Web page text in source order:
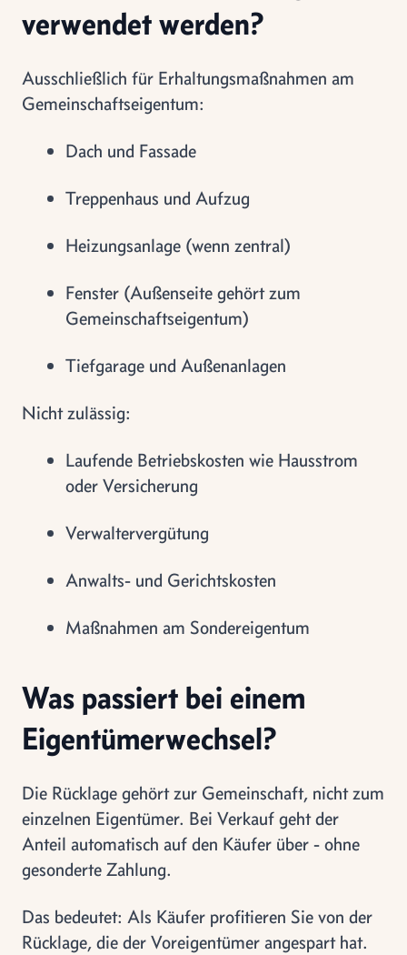
verwendet werden?
Ausschließlich für Erhaltungsmaßnahmen am
Gemeinschaftseigentum:
Dach und Fassade
Treppenhaus und Aufzug
Heizungsanlage (wenn zentral)
Fenster (Außenseite gehört zum
Gemeinschaftseigentum)
Tiefgarage und Außenanlagen
Nicht zulässig:
Laufende Betriebskosten wie Hausstrom
oder Versicherung
Verwaltervergütung
Anwalts- und Gerichtskosten
Maßnahmen am Sondereigentum
Was passiert bei einem
Eigentümerwechsel?
Die Rücklage gehört zur Gemeinschaft, nicht zum
einzelnen Eigentümer. Bei Verkauf geht der
Anteil automatisch auf den Käufer über - ohne
gesonderte Zahlung.
Das bedeutet: Als Käufer profitieren Sie von der
Rücklage, die der Voreigentümer angespart hat.